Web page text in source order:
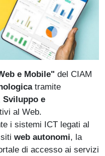
e Mobile" del CIAM
tramite
Sviluppo e
al Web.
i sistemi ICT legati al
web autonomi, la
di accesso ai servizi